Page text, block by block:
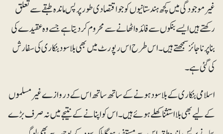
غیرموجودگی میں کچھ ہندستانیوں کو جو اقتصادی طور پر پس ماندہ طبقے سے تعلق
رکھتے ہیں ایسے بنکوں سے فائدہ اٹھانے سے محروم کر دیتا ہے جسے وہ عقیدے کی
بنا پر ناجائز سمجھتے ہیں۔ اس طرح اس رپورٹ میں بھی بلاسود بنکاری کی سفارش
کی گئی ہے۔
اسلامی بنکاری کے بلاسود ہونے کے ساتھ ساتھ اس کے دروازے غیرمسلموں
کے لیے بھی بلااستثنا کھلے ہوئے ہیں۔ اس کو اپنانے کے نتیجے میں نہ صرف بڑے